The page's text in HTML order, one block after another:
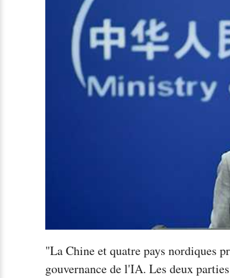
"La Chine et quatre pays nordiques
gouvernance de l'IA. Les deux